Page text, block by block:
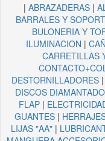
| ABRAZADERAS|
BARRALES Y
BULONERIA Y
ILUMINACION |
CARRETILLAS
DESTORNILLADORES|
DISCOS
FLAP |
GUANTES|
LIJAS "AA"|